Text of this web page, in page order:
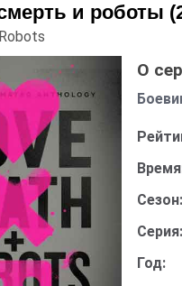
и роботы
О
Сезон:
Серия:
Год: